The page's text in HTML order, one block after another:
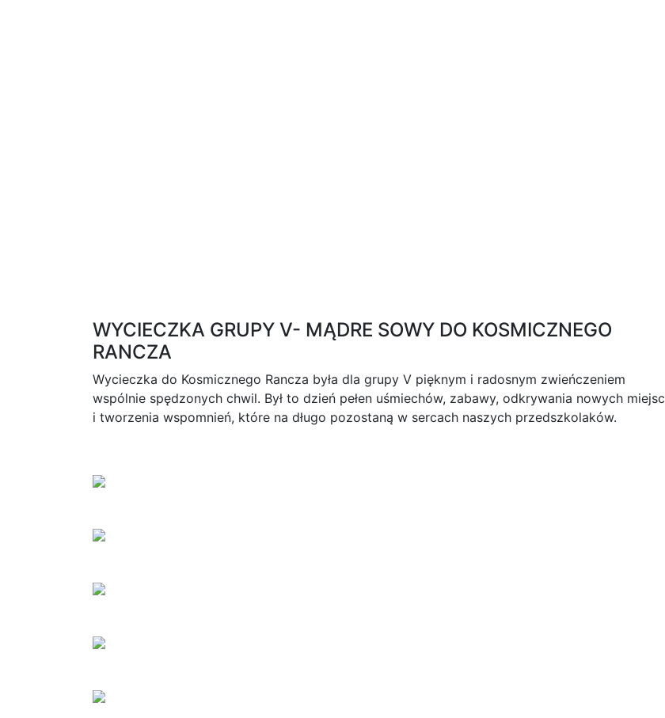
WYCIECZKA GRUPY V- MĄDRE SOWY DO KOSMICZNEGO
RANCZA
Wycieczka do Kosmicznego Rancza była dla grupy V pięknym i radosnym zwieńczeniem
wspólnie spędzonych chwil. Był to dzień pełen uśmiechów, zabawy, odkrywania nowych miejsc
i tworzenia wspomnień, które na długo pozostaną w sercach naszych przedszkolaków.